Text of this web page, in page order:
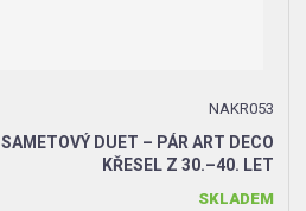
NAKR053
SAMETOVÝ DUET – PÁR ART DECO
KŘESEL Z 30.–40. LET
SKLADEM